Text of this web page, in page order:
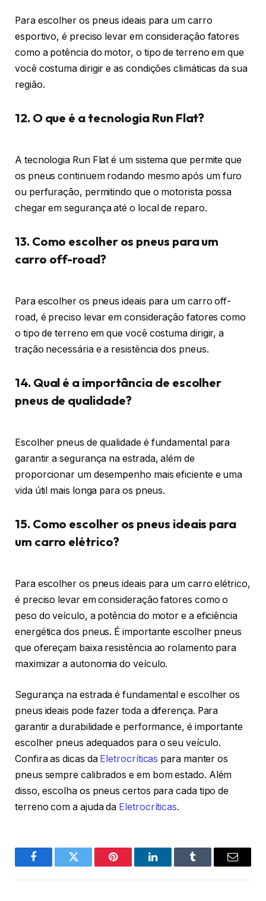
Para escolher os pneus ideais para um carro
esportivo, é preciso levar em consideração fatores
como a potência do motor, o tipo de terreno em que
você costuma dirigir e as condições climáticas da sua
região.
12. O que é a tecnologia Run Flat?
A tecnologia Run Flat é um sistema que permite que
os pneus continuem rodando mesmo após um furo
ou perfuração, permitindo que o motorista possa
chegar em segurança até o local de reparo.
13. Como escolher os pneus para um
carro off-road?
Para escolher os pneus ideais para um carro off-
road, é preciso levar em consideração fatores como
o tipo de terreno em que você costuma dirigir, a
tração necessária e a resistência dos pneus.
14. Qual é a importância de escolher
pneus de qualidade?
Escolher pneus de qualidade é fundamental para
garantir a segurança na estrada, além de
proporcionar um desempenho mais eficiente e uma
vida útil mais longa para os pneus.
15. Como escolher os pneus ideais para
um carro elétrico?
Para escolher os pneus ideais para um carro elétrico,
é preciso levar em consideração fatores como o
peso do veículo, a potência do motor e a eficiência
energética dos pneus. É importante escolher pneus
que ofereçam baixa resistência ao rolamento para
maximizar a autonomia do veículo.
Segurança na estrada é fundamental e escolher os
pneus ideais pode fazer toda a diferença. Para
garantir a durabilidade e performance, é importante
escolher pneus adequados para o seu veículo.
Confira as dicas da Eletrocríticas para manter os
pneus sempre calibrados e em bom estado. Além
disso, escolha os pneus certos para cada tipo de
terreno com a ajuda da Eletrocríticas.
FacebookTwitter Pinterest O
Tumblr
E-